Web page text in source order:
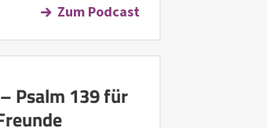
Zum Podcast
Psalm 139 für